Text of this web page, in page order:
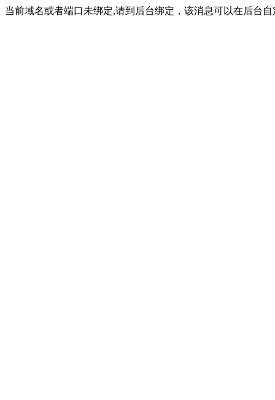
当前域名或者端口未绑定,请到后台绑定，该消息可以在后台自